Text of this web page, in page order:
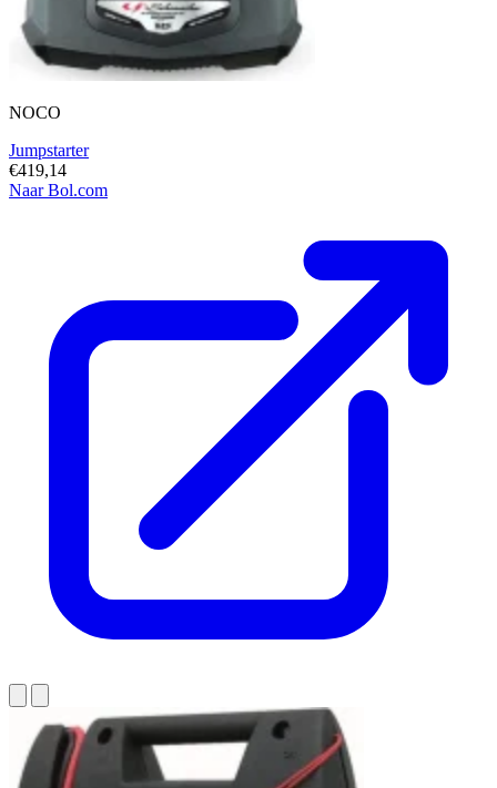
NOCO
Jumpstarter
€419,14
Naar Bol.com